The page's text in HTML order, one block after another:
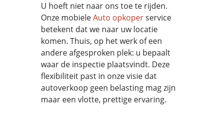
U hoeft niet naar ons toe te rijden.
Onze mobieleAuto opkoperservice
betekent dat we naar uw locatie
komen. Thuis, op het werk of een
andere afgesproken plek: u bepaalt
waar de inspectie plaatsvindt. Deze
flexibiliteit past in onze visie dat
autoverkoop geen belasting mag zijn
maar een vlotte, prettige ervaring.